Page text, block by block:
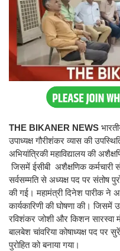
THE BIKANER NEWS
उपाध्यक्ष गौरीशंकर व्यास की
अभियांत्रिकी महाविद्यालय की
जिसमें ईसीबी अशैक्षणिक
सर्वसम्मति से अध्यक्ष पद पर संतोष
की गई। महामंत्री दिनेश पारीक ने
कार्यकारिणी की घोषणा की। जिसमें
रविशंकर जोशी और किशन
बालबेश चांवरिया कोषाध्यक्ष पद पर
पुरोहित को बनाया गया।